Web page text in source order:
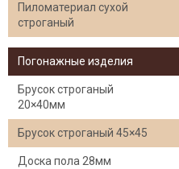
Пиломатериал сухой
строганый
Погонажные изделия
Брусок строганый
20×40мм
Брусок строганый 45×45
Доска пола 28мм